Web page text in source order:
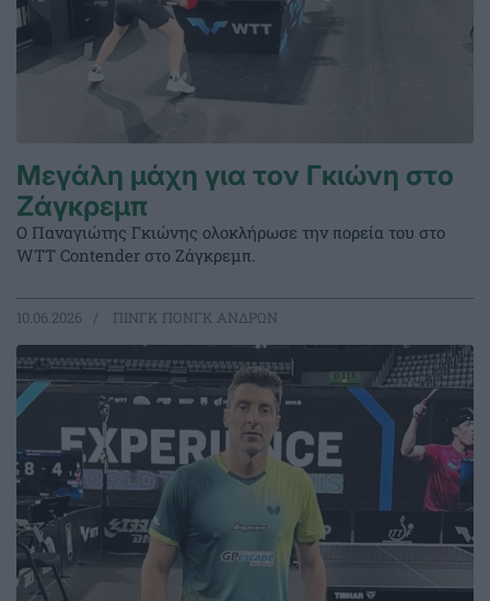
Μεγάλη μάχη για τον Γκιώνη στο
Ζάγκρεμπ
Ο Παναγιώτης Γκιώνης ολοκλήρωσε την πορεία του στο
WTT Contender στο Ζάγκρεμπ.
10.06.2026 ΠΙΝΓΚ ΠΟΝΓΚ ΑΝΔΡΩΝ